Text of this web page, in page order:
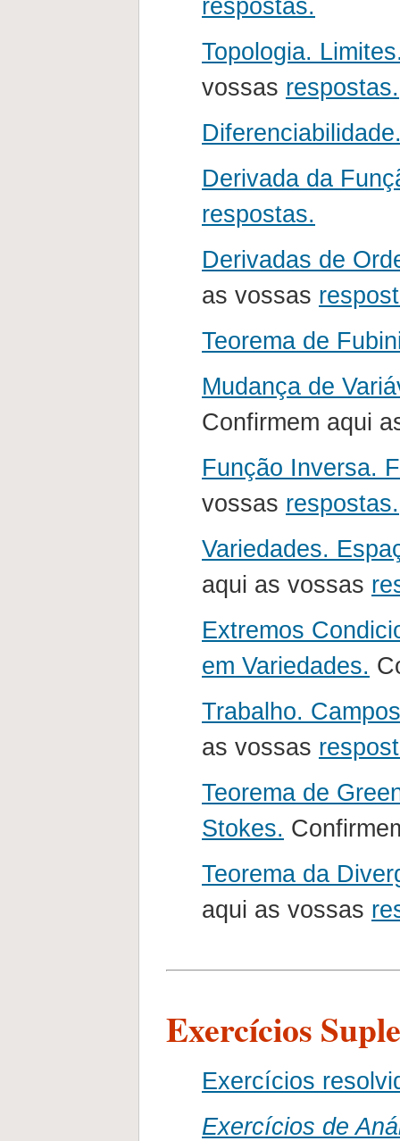
respostas.
Topologia.
vossas respostas.
Derivada da
respostas.
Derivadas de
as vossas
Teorema de
Mudança de
Confirmem aqui
Função Inversa.
vossas respostas.
Variedades.
aqui as vossas
Extremos
em Variedades.
Trabalho.
as vossas
Teorema de
Stokes.
Teorema da
aqui as vossas
Exercícios
Exercícios
Exercícios de